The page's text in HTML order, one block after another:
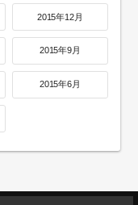
2015年12月
2015年9月
2015年6月